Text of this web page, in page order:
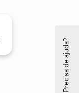
Precisa de ajuda?